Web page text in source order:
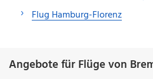
Flug Hamburg-Florenz
Angebote für Flüge von